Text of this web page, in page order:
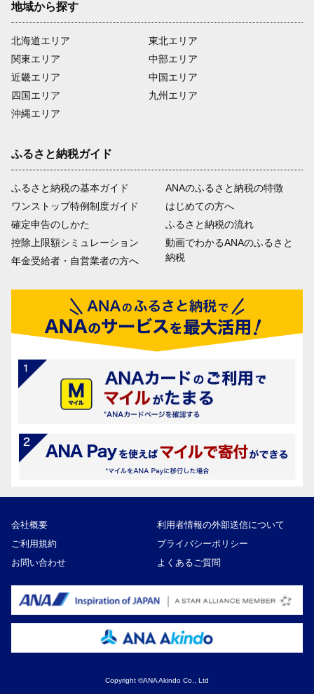
地域から探す
北海道エリア
関東エリア
近畿エリア
四国エリア
沖縄エリア
東北エリア
中部エリア
中国エリア
九州エリア
ふるさと納税ガイド
ふるさと納税の基本ガイド
ワンストップ特例制度ガイド
確定申告のしかた
控除上限額シミュレーション
年金受給者・自営業者の方へ
ANAのふるさと納税の特徴
はじめての方へ
ふるさと納税の流れ
動画でわかるANAのふるさと
納税
会社概要
利用者情報の外部送信について
ご利用規約
プライバシーポリシー
お問い合わせ
よくあるご質問
Copyright ©ANA Akindo Co., Ltd